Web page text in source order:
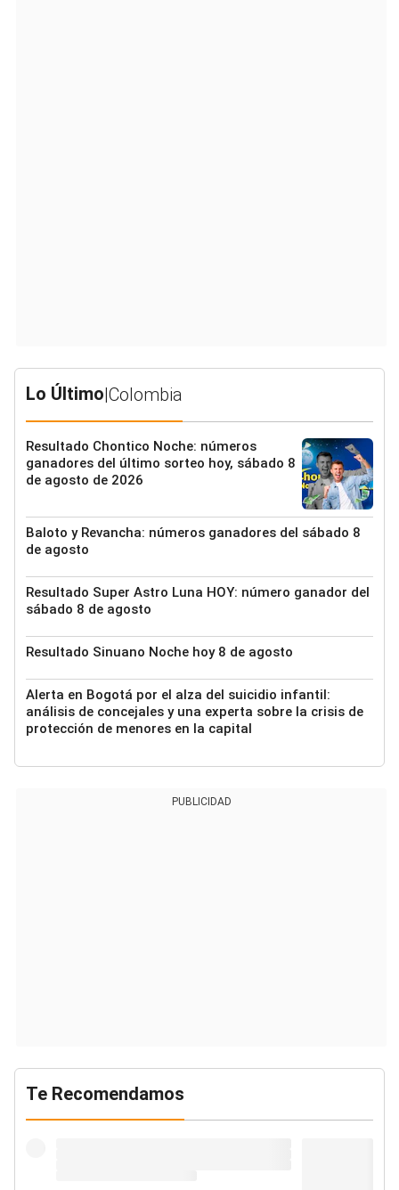
Lo Último|Colombia
Resultado Chontico Noche: números
ganadores del último sorteo hoy, sábado 8
de agosto de 2026
Baloto y Revancha: números ganadores del sábado 8
de agosto
Resultado Super Astro Luna HOY: número ganador del
sábado 8 de agosto
Resultado Sinuano Noche hoy 8 de agosto
Alerta en Bogotá por el alza del suicidio infantil:
análisis de concejales y una experta sobre la crisis de
protección de menores en la capital
PUBLICIDAD
Te Recomendamos